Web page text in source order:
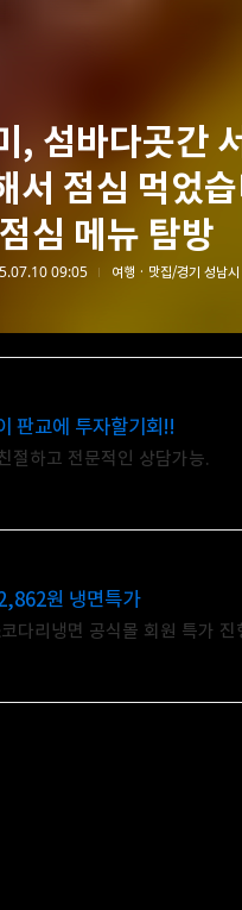
, 섬바다곳간
서 점심 먹었
점심 메뉴 탐방
09:05 여행 · 맛집/경기 성남시
판교에 투자할기회!!
절하고 전문적인 상담가능.
원 냉면특가
다리냉면 공식몰 회원 특가 진